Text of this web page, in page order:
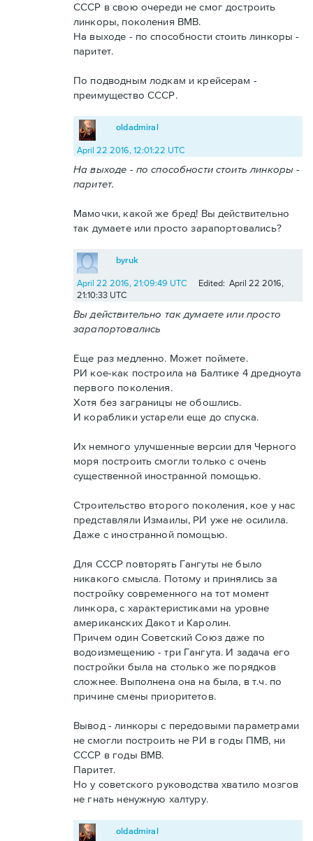
СССР в свою очереди не смог достроить
линкоры, поколения ВМВ.
На выходе - по способности стоить линкоры -
паритет.
По подводным лодкам и крейсерам -
преимущество СССР.
oldadmiral
April 22 2016, 12:01:22 UTC
На выходе - по способности стоить линкоры -
паритет.
Мамочки, какой же бред! Вы действительно
так думаете или просто зарапортовались?
byruk
April 22 2016, 21:09:49 UTC
Edited: April 22 2016,
21:10:33 UTC
Вы действительно так думаете или просто
зарапортовались
Еще раз медленно. Может поймете.
РИ кое-как построила на Балтике 4 дредноута
первого поколения.
Хотя без заграницы не обошлись.
И кораблики устарели еще до спуска.
Их немного улучшенные версии для Черного
моря построить смогли только с очень
существенной иностранной помощью.
Строительство второго поколения, кое у нас
представляли Измаилы, РИ уже не осилила.
Даже с иностранной помощью.
Для СССР повторять Гангуты не было
никакого смысла. Потому и принялись за
постройку современного на тот момент
линкора, с характеристиками на уровне
американских Дакот и Каролин.
Причем один Советский Союз даже по
водоизмещению - три Гангута. И задача его
постройки была на столько же порядков
сложнее. Выполнена она на была, в т.ч. по
причине смены приоритетов.
Вывод - линкоры с передовыми параметрами
не смогли построить не РИ в годы ПМВ, ни
СССР в годы ВМВ.
Паритет.
Но у советского руководства хватило мозгов
не гнать ненужную халтуру.
oldadmiral